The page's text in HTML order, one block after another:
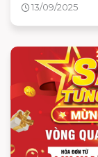
13/09/2025